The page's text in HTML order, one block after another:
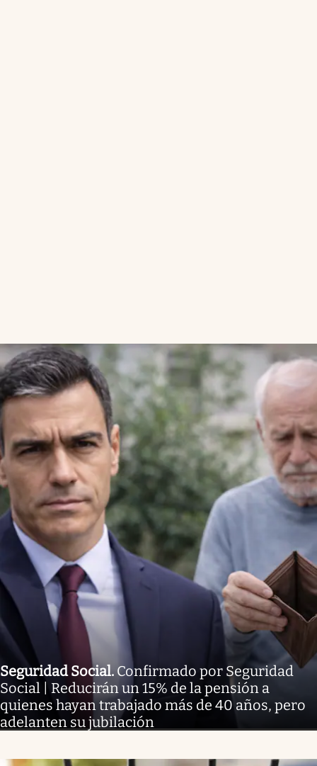
Seguridad Social.Confirmado por Seguridad
Social | Reducirán un 15% de la pensión a
quienes hayan trabajado más de 40 años, pero
adelanten su jubilación